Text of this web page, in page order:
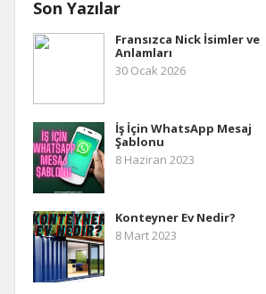
Son Yazılar
Fransızca Nick İsimler ve
Anlamları
30 Ocak 2026
İş İçin WhatsApp Mesaj
Şablonu
8 Haziran 2023
Konteyner Ev Nedir?
8 Mart 2023